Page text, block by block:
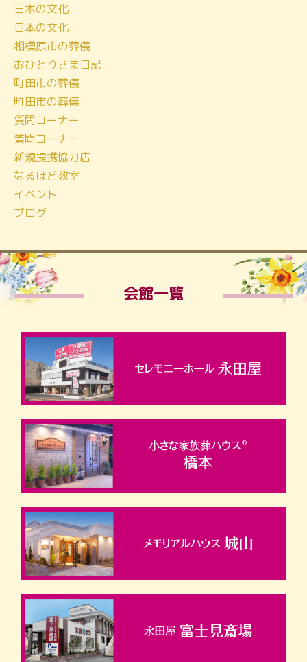
日本の文化
日本の文化
相模原市の葬儀
おひとりさま日記
町田市の葬儀
町田市の葬儀
質問コーナー
質問コーナー
新規提携協力店
なるほど教室
イベント
ブログ
会館一覧